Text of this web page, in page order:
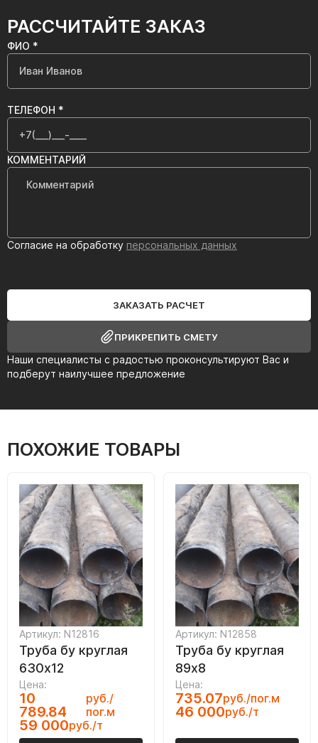
РАССЧИТАЙТЕ ЗАКАЗ
Наши специалисты с радостью проконсультируют Вас и
подберут наилучшее предложение
ФИО *
ТЕЛЕФОН *
КОММЕНТАРИЙ
Согласие на обработку персональных данных
ЗАКАЗАТЬ РАСЧЕТ
ПРИКРЕПИТЬ СМЕТУ
ПОХОЖИЕ ТОВАРЫ
Артикул: N12816
Труба бу круглая
630х12
Цена:
10
789.84
руб./
пог.м
59 000руб./т
Артикул: N12858
Труба бу круглая
89х8
Цена:
735.07руб./пог.м
46 000руб./т